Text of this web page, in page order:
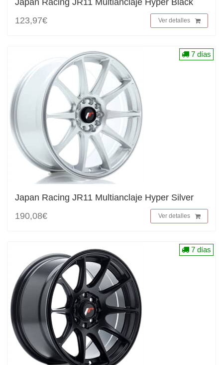
Japan Racing JR11 Multianclaje Hyper Black
123,97€
Ver detalles
Japan Racing JR11 Multianclaje Hyper Silver
190,08€
Ver detalles
7 días
7 días